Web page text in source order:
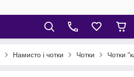
Намисто і чотки Чотки Чотки